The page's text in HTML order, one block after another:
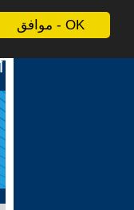
موافق - OK